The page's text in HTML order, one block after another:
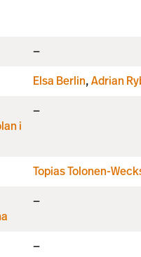
—
Elsa Berlin, Adrian
i
—
Topias Tolonen-
—
—